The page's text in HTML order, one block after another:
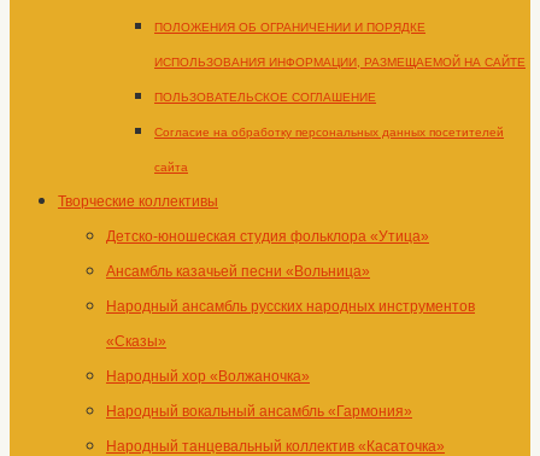
ПОЛОЖЕНИЯ ОБ ОГРАНИЧЕНИИ И ПОРЯДКЕ
ИСПОЛЬЗОВАНИЯ ИНФОРМАЦИИ, РАЗМЕЩАЕМОЙ НА САЙТЕ
ПОЛЬЗОВАТЕЛЬСКОЕ СОГЛАШЕНИЕ
Согласие на обработку персональных данных посетителей
сайта
Творческие коллективы
Детско-юношеская студия фольклора «Утица»
Ансамбль казачьей песни «Вольница»
Народный ансамбль русских народных инструментов
«Сказы»
Народный хор «Волжаночка»
Народный вокальный ансамбль «Гармония»
Народный танцевальный коллектив «Касаточка»